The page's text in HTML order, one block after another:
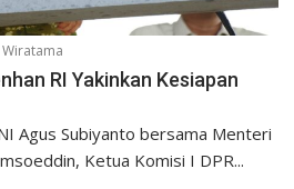
RI Yakinkan Kesiapan
Agus Subiyanto bersama Menteri
Ketua Komisi I DPR...